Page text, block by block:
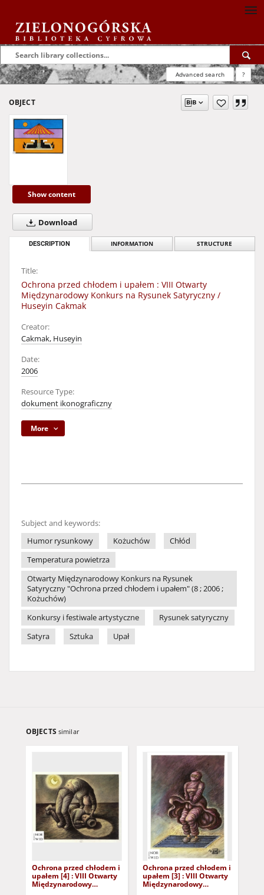
Advanced search ?
OBJECT
Show content
Download
DESCRIPTION INFORMATION STRUCTURE
Title:
Ochrona przed chłodem i upałem : VIII Otwarty
Międzynarodowy Konkurs na Rysunek Satyryczny /
Huseyin Cakmak
Creator:
Cakmak, Huseyin
Date:
2006
Resource Type:
dokument ikonograficzny
More
Subject and keywords:
Humor rysunkowy
Kożuchów
Chłód
Temperatura powietrza
Otwarty Międzynarodowy Konkurs na Rysunek
Satyryczny "Ochrona przed chłodem i upałem" (8 ; 2006 ;
Kożuchów)
Konkursy i festiwale artystyczne
Rysunek satyryczny
Satyra
Sztuka Upał
OBJECTS similar
Ochrona przed chłodem i
upałem [4] : VIII Otwarty
Międzynarodowy
Ochrona przed chłodem i
upałem [3] : VIII Otwarty
Międzynarodowy